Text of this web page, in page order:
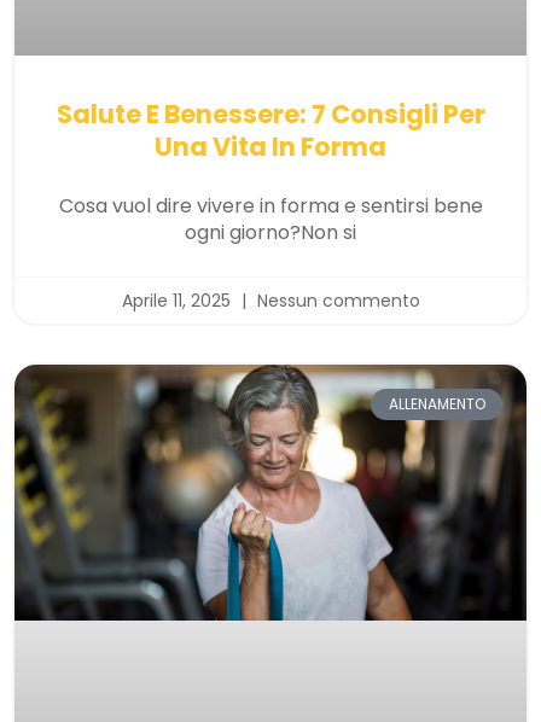
Salute E Benessere: 7 Consigli Per
Una Vita In Forma
Cosa vuol dire vivere in forma e sentirsi bene
ogni giorno?Non si
Aprile 11, 2025 Nessun commento
ALLENAMENTO